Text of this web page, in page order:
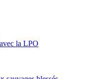
la LPO